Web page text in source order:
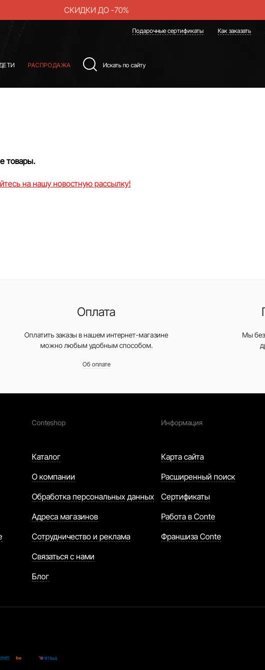
СКИДКИ ДО -70%
Подарочные сертификаты Как заказать
РАСПРОДАЖА
товары.
на нашу новостную рассылку!
Оплата
Оплатить заказы в нашем интернет-магазине
можно любым удобным способом.
Об оплате
Мы
Conteshop
Каталог
О компании
Обработка персональных данных
Адреса магазинов
Сотрудничество и реклама
Связаться с нами
Блог
Информация
Карта сайта
Расширенный поиск
Сертификаты
Работа в Conte
Франшиза Conte